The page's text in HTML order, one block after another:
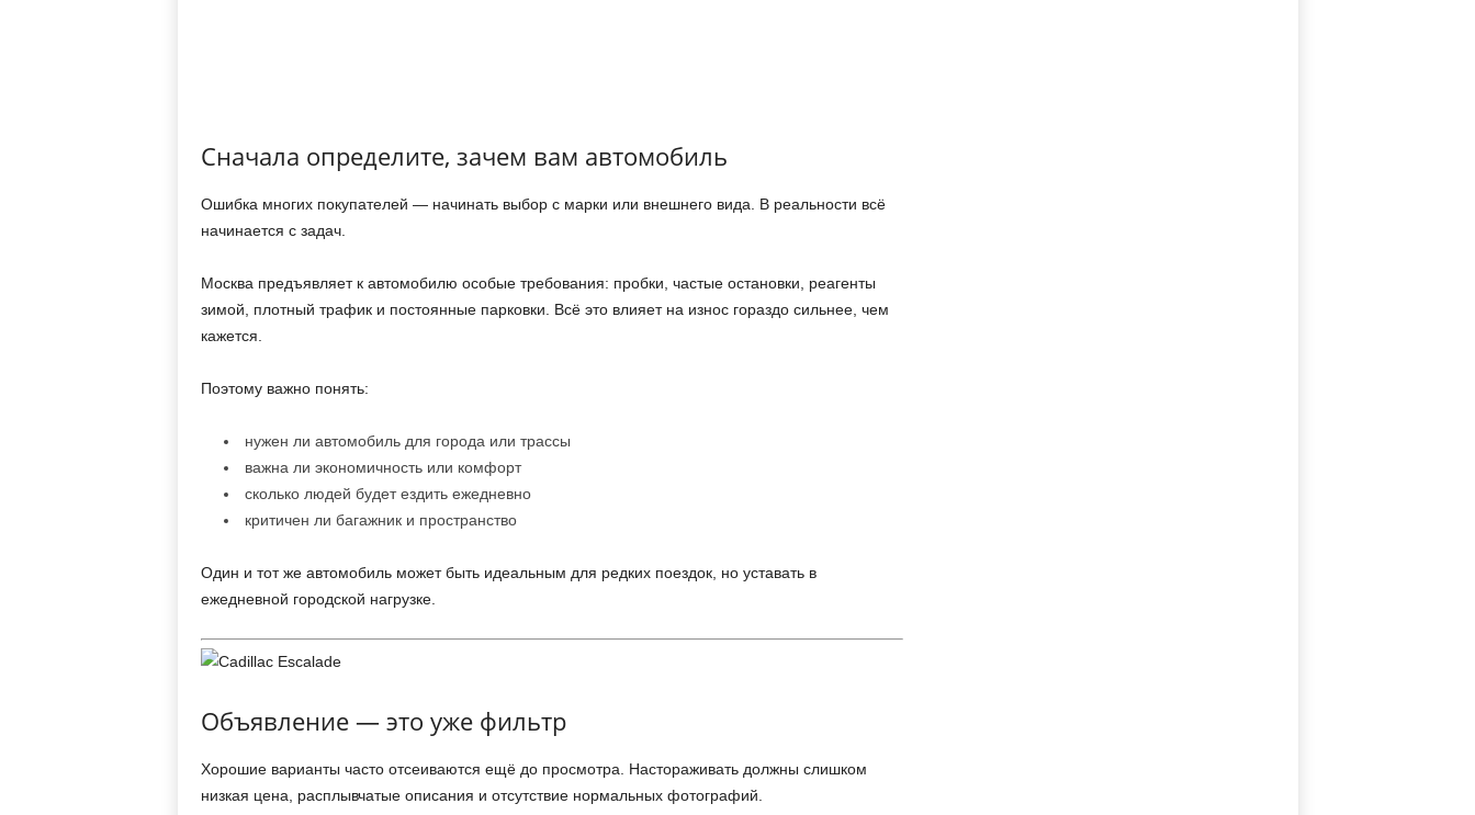
Сначала определите, зачем вам автомобиль
Ошибка многих покупателей — начинать выбор с марки или внешнего вида. В реальности всё
начинается с задач.
Москва предъявляет к автомобилю особые требования: пробки, частые остановки, реагенты
зимой, плотный трафик и постоянные парковки. Всё это влияет на износ гораздо сильнее, чем
кажется.
Поэтому важно понять:
нужен ли автомобиль для города или трассы
важна ли экономичность или комфорт
сколько людей будет ездить ежедневно
критичен ли багажник и пространство
Один и тот же автомобиль может быть идеальным для редких поездок, но уставать в
ежедневной городской нагрузке.
Объявление — это уже фильтр
Хорошие варианты часто отсеиваются ещё до просмотра. Настораживать должны слишком
низкая цена, расплывчатые описания и отсутствие нормальных фотографий.